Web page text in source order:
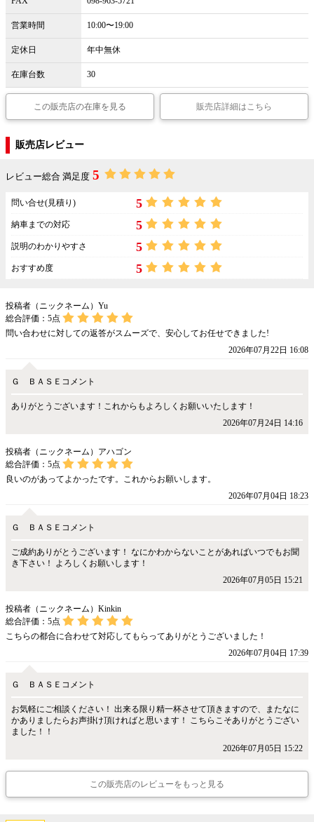
営業時間 10:00〜19:00
定休日 年中無休
在庫台数 30
この販売店の在庫を見る 販売店詳細はこちら
販売店レビュー
レビュー総合 満足度 5
問い合せ(見積り) 5
納車までの対応 5
説明のわかりやすさ 5
おすすめ度 5
投稿者（ニックネーム）Yu
総合評価： 5点
問い合わせに対しての返答がスムーズで、安心してお任せできました!
2026年07月22日 16:08
Ｇ ＢＡＳＥコメント
ありがとうございます！これからもよろしくお願いいたします！
2026年07月24日 14:16
投稿者（ニックネーム）アハゴン
総合評価： 5点
良いのがあってよかったです。これからお願いします。
2026年07月04日 18:23
Ｇ ＢＡＳＥコメント
ご成約ありがとうございます！ なにかわからないことがあればいつでもお聞
き下さい！ よろしくお願いします！
2026年07月05日 15:21
投稿者（ニックネーム）Kinkin
総合評価： 5点
こちらの都合に合わせて対応してもらってありがとうございました！
2026年07月04日 17:39
Ｇ ＢＡＳＥコメント
お気軽にご相談ください！ 出来る限り精一杯させて頂きますので、またなに
かありましたらお声掛け頂ければと思います！ こちらこそありがとうござい
ました！！
2026年07月05日 15:22
この販売店のレビューをもっと見る